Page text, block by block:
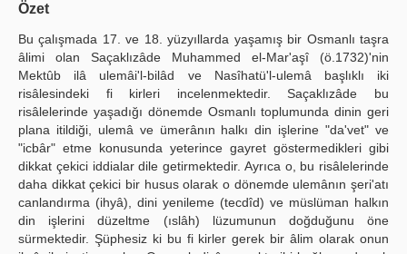
Özet
Bu çalışmada 17. ve 18. yüzyıllarda yaşamış bir Osmanlı taşra
âlimi olan Saçaklızâde Muhammed el-Mar'aşî (ö.1732)'nin
Mektûb ilâ ulemâi'l-bilâd ve Nasîhatü'l-ulemâ başlıklı iki
risâlesindeki fi kirleri incelenmektedir. Saçaklızâde bu
risâlelerinde yaşadığı dönemde Osmanlı toplumunda dinin geri
plana itildiği, ulemâ ve ümerânın halkı din işlerine "da'vet" ve
"icbâr" etme konusunda yeterince gayret göstermedikleri gibi
dikkat çekici iddialar dile getirmektedir. Ayrıca o, bu risâlelerinde
daha dikkat çekici bir husus olarak o dönemde ulemânın şeri'atı
canlandırma (ihyâ), dini yenileme (tecdîd) ve müslüman halkın
din işlerini düzeltme (ıslâh) lüzumunun doğduğunu öne
sürmektedir. Şüphesiz ki bu fi kirler gerek bir âlim olarak onun